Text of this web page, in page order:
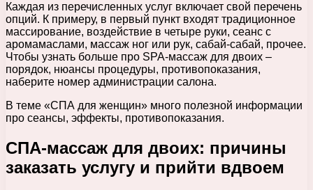
Каждая из перечисленных услуг включает свой перечень
опций. К примеру, в первый пункт входят традиционное
массирование, воздействие в четыре руки, сеанс с
аромамаслами, массаж ног или рук, сабай-сабай, прочее.
Чтобы узнать больше про SPA-массаж для двоих –
порядок, нюансы процедуры, противопоказания,
наберите номер администрации салона.
В теме «СПА для женщин» много полезной информации
про сеансы, эффекты, противопоказания.
СПА-массаж для двоих: причины
заказать услугу и прийти вдвоем